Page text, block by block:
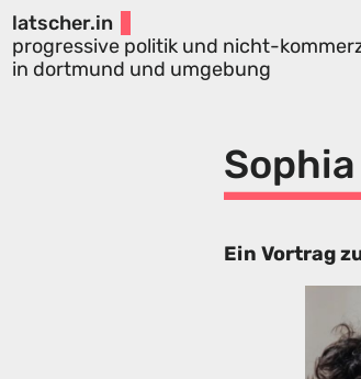
latscher.in
progressive politik und nicht-
in dortmund und umgebung
Ein Vortrag